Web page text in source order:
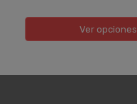
Ver opciones